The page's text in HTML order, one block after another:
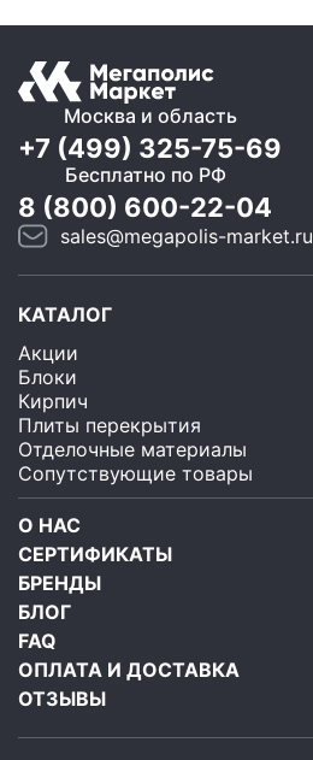
Москва и область
+7 (499) 325-75-69
Бесплатно по РФ
8 (800) 600-22-04
sales@megapolis-market.ru
КАТАЛОГ
Акции
Блоки
Кирпич
Плиты перекрытия
Отделочные материалы
Сопутствующие товары
О НАС
СЕРТИФИКАТЫ
БРЕНДЫ
БЛОГ
FAQ
ОПЛАТА И ДОСТАВКА
ОТЗЫВЫ